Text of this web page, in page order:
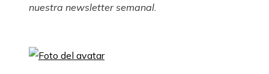
nuestra newsletter semanal.